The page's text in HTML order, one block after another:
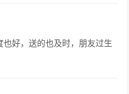
好，送的也及时，朋友过生